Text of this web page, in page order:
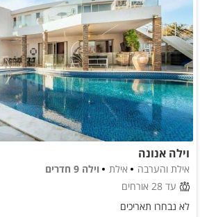
וילה אנונה
אילת והערבה אילת
וילה 9 חדרים
עד 28 אורחים
לא נבחרו תאריכים